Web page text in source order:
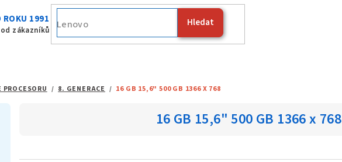
ROKU 1991
zákazníků
Hledat
Fujitsu
PROCESORU / 8. GENERACE / 16 GB 15,6" 500 GB 1366 X 768
16 GB 15,6" 500 GB 1366 x 768